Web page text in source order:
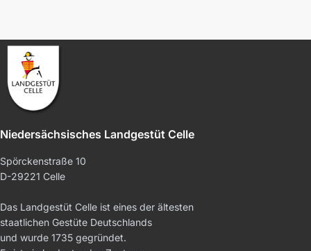
Niedersächsisches Landgestüt Celle
Spörckenstraße 10
D-29221 Celle
Das Landgestüt Celle ist eines der ältesten
staatlichen Gestüte Deutschlands
und wurde 1735 gegründet.